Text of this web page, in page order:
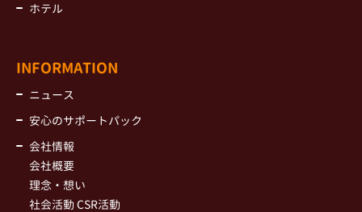
ホテル
INFORMATION
ニュース
安心のサポートパック
会社情報
会社概要
理念・想い
社会活動 CSR活動